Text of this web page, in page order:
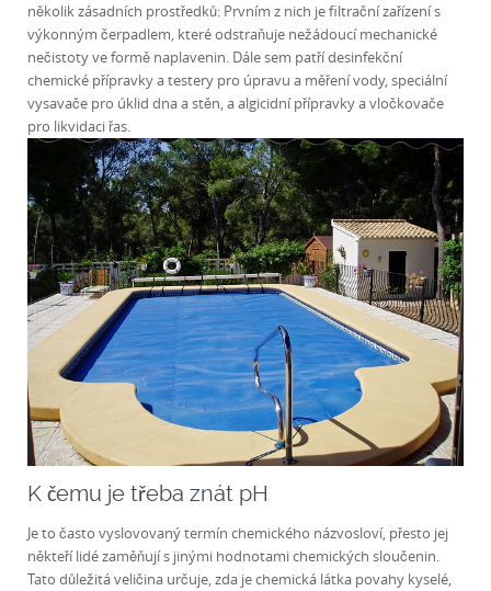
několik zásadních prostředků: Prvním z nich je filtrační zařízení s
výkonným čerpadlem, které odstraňuje nežádoucí mechanické
nečistoty ve formě naplavenin. Dále sem patří desinfekční
chemické přípravky a testery pro úpravu a měření vody, speciální
vysavače pro úklid dna a stěn, a algicidní přípravky a vločkovače
pro likvidaci řas.
K čemu je třeba znát pH
Je to často vyslovovaný termín chemického názvosloví, přesto jej
někteří lidé zaměňují s jinými hodnotami chemických sloučenin.
Tato důležitá veličina určuje, zda je chemická látka povahy kyselé,